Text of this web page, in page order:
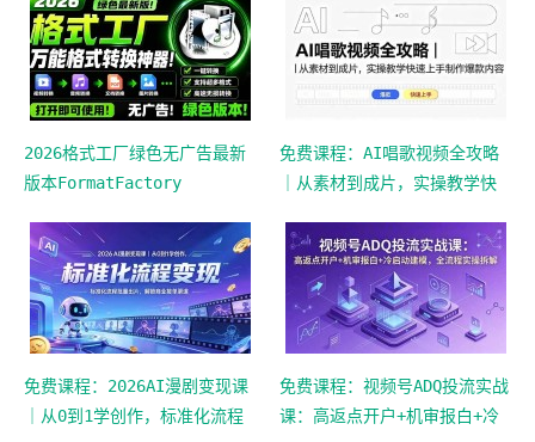
2026格式工厂绿色无广告最新
版本FormatFactory
免费课程：AI唱歌视频全攻略
｜从素材到成片，实操教学快
免费课程：2026AI漫剧变现课
｜从0到1学创作，标准化流程
免费课程：视频号ADQ投流实战
课：高返点开户+机审报白+冷